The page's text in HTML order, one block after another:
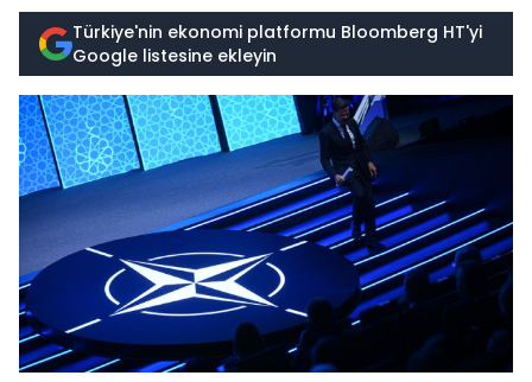
Türkiye'nin ekonomi platformu Bloomberg HT'yi
Google listesine ekleyin